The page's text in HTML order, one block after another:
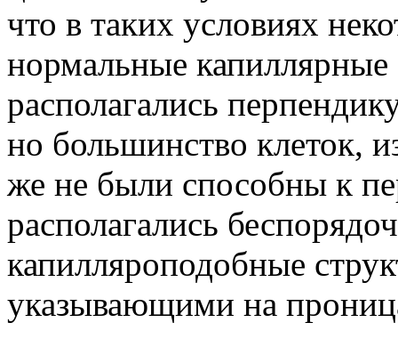
что в таких условиях
нормальные
располагались
но большинство клеток,
же не были способны к
располагались
капилляроподобные
указывающими на